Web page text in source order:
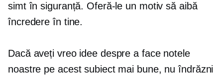
simt în siguranță. Oferă-le un motiv să aibă
încredere în tine.
Dacă aveți vreo idee despre a face notele
noastre pe acest subiect mai bune, nu îndrăzni